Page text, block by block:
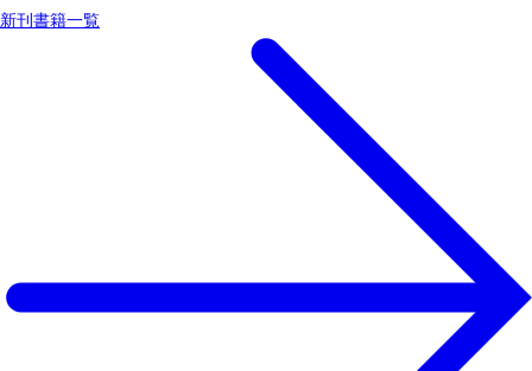
新刊書籍一覧